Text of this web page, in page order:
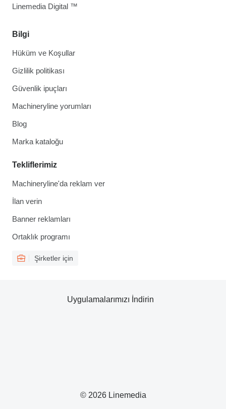
Bilgi
Hüküm ve Koşullar
Gizlilik politikası
Güvenlik ipuçları
Machineryline yorumları
Blog
Marka kataloğu
Tekliflerimiz
Machineryline'da reklam ver
İlan verin
Banner reklamları
Ortaklık programı
Şirketler için
Linemedia Digital ™
© 2026 Linemedia
Uygulamalarımızı İndirin